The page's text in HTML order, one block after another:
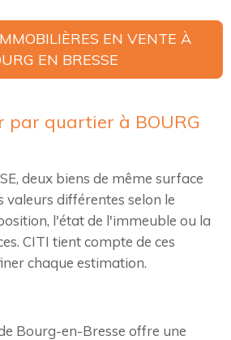
EN VENTE À
EN BRESSE
par quartier à BOURG
deux biens de même surface
valeurs différentes selon le
l'état de l'immeuble ou la
CITI tient compte de ces
chaque estimation.
Bourg-en-Bresse offre une